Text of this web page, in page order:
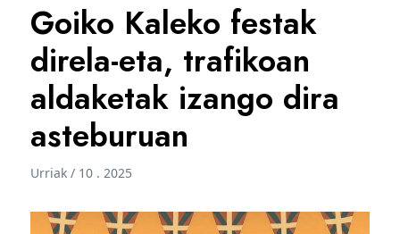
Goiko Kaleko festak
direla-eta, trafikoan
aldaketak izango dira
asteburuan
Urriak / 10 . 2025